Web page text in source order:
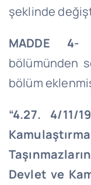
şeklinde
MADDE 4-
bölümünden
bölüm
“4.27. 4/11/
Devlet ve